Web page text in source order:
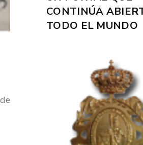
CONTINÚA
TODO EL MUNDO